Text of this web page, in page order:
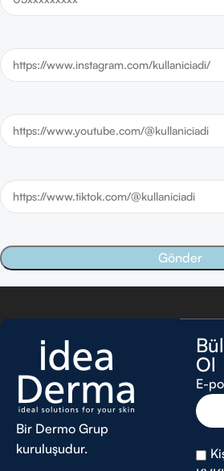
Bir Dermo Grup
kuruluşudur.
Ol
E-